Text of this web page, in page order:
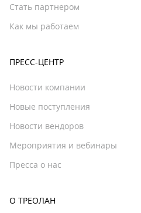
Стать партнером
Как мы работаем
ПРЕСС-ЦЕНТР
Новости компании
Новые поступления
Новости вендоров
Мероприятия и вебинары
Пресса о нас
О ТРЕОЛАН